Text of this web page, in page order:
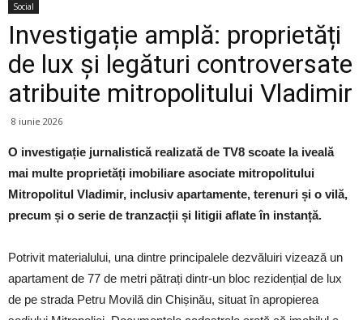
Social
Investigație amplă: proprietăți
de lux și legături controversate
atribuite mitropolitului Vladimir
8 iunie 2026
O investigație jurnalistică realizată de TV8 scoate la iveală
mai multe proprietăți imobiliare asociate mitropolitului
Mitropolitul Vladimir, inclusiv apartamente, terenuri și o vilă,
precum și o serie de tranzacții și litigii aflate în instanță.
Potrivit materialului, una dintre principalele dezvăluiri vizează un
apartament de 77 de metri pătrați dintr-un bloc rezidențial de lux
de pe strada Petru Movilă din Chișinău, situat în apropierea